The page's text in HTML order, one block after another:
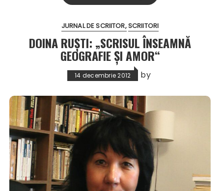
JURNAL DE SCRIITOR SCRIITORI
DOINA RUŞTI: „SCRISUL ÎNSEAMNĂ
GEOGRAFIE ŞI AMOR“
14 decembrie 2012 by